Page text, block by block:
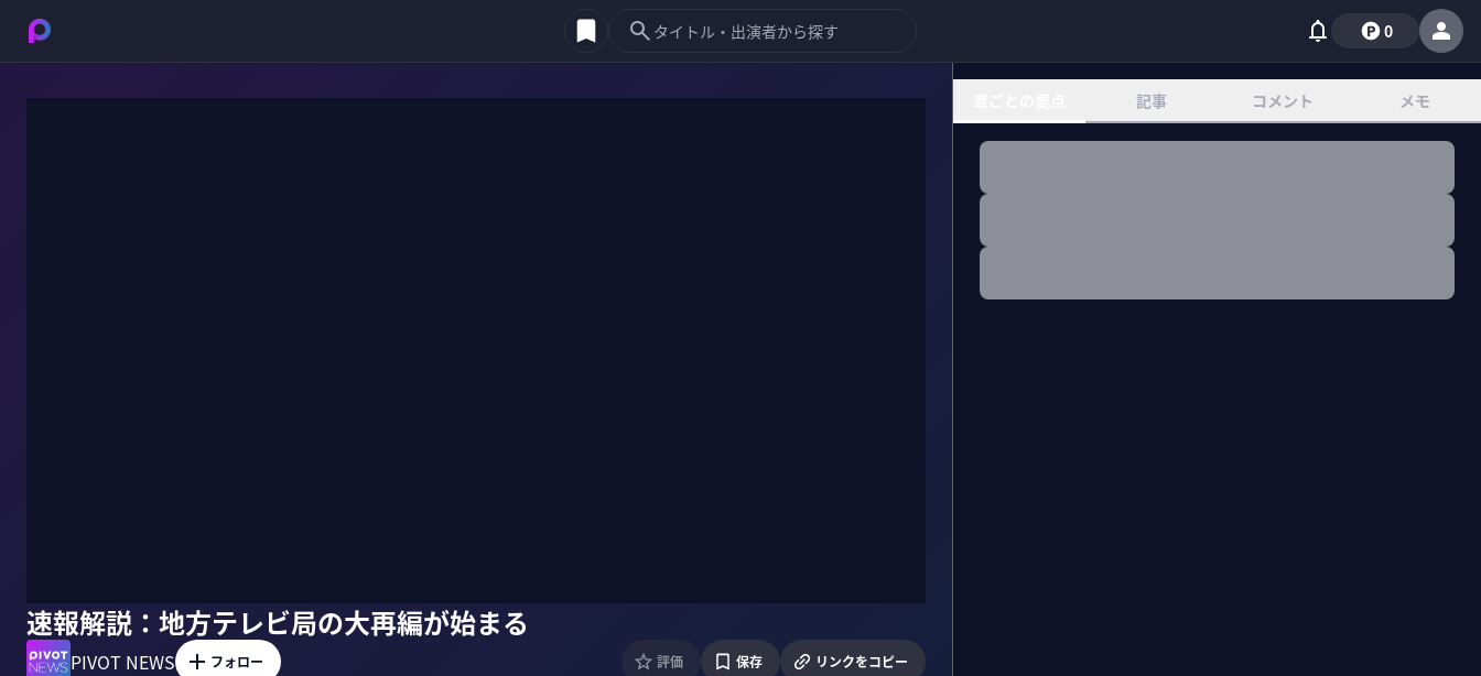
0
速報解説：地方テレビ局の大再編が始まる
PIVOT NEWS フォロー 評価 保存 リンクをコピー
記事 コメント メモ